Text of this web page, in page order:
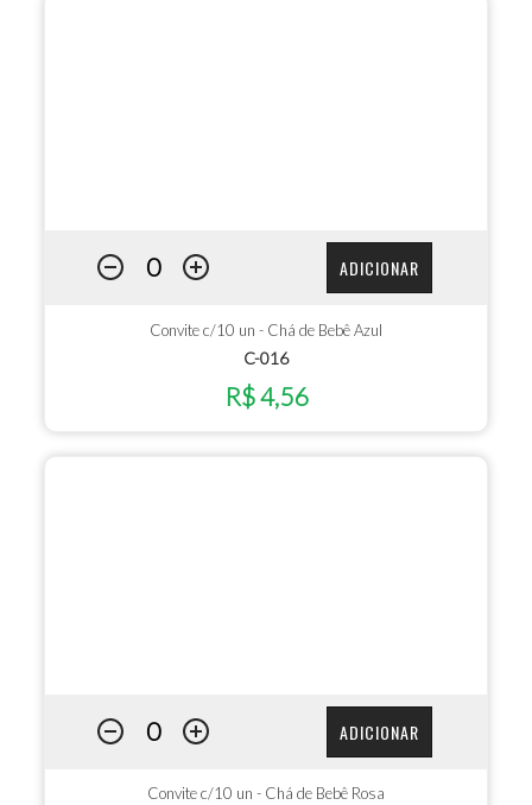
ADICIONAR
Convite c/10 un - Chá de Bebê Azul
C-016
R$ 4,56
ADICIONAR
Convite c/10 un - Chá de Bebê Rosa